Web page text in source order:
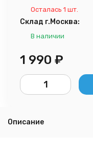
Осталась 1 шт.
Склад г.Москва:
В наличии
1 990 ₽
Описание